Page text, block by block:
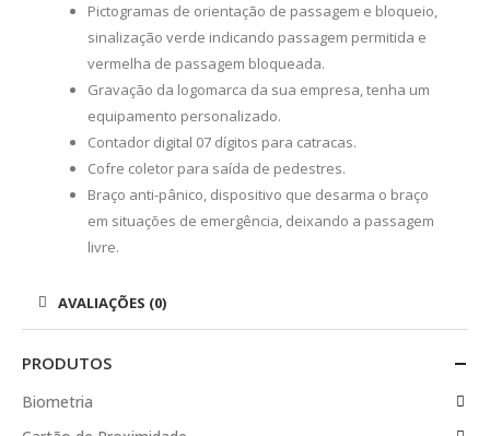
Pictogramas de orientação de passagem e bloqueio,
sinalização verde indicando passagem permitida e
vermelha de passagem bloqueada.
Gravação da logomarca da sua empresa, tenha um
equipamento personalizado.
Contador digital 07 dígitos para catracas.
Cofre coletor para saída de pedestres.
Braço anti-pânico, dispositivo que desarma o braço
em situações de emergência, deixando a passagem
livre.
AVALIAÇÕES (0)
PRODUTOS
Biometria